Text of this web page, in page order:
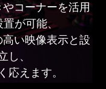
コーナーを活用
置が可能、
い映像表示と設
し、
応えます。